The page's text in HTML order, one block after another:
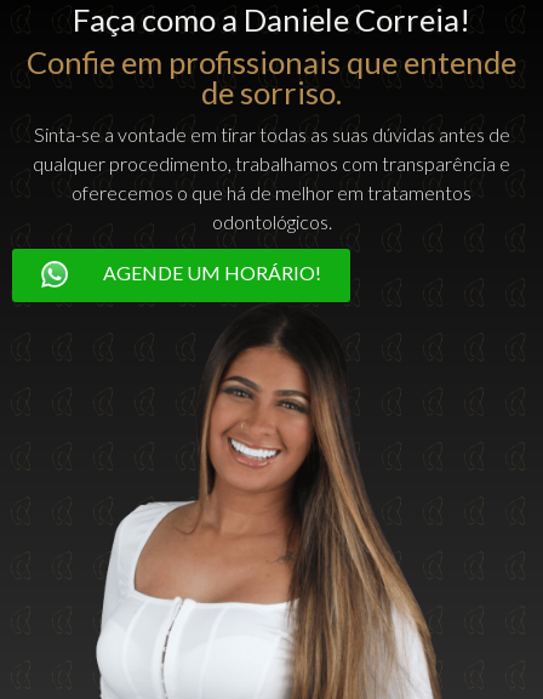
Faça como a Daniele Correia!
Confie em profissionais que entende
de sorriso.
Sinta-se a vontade em tirar todas as suas dúvidas antes de
qualquer procedimento, trabalhamos com transparência e
oferecemos o que há de melhor em tratamentos
odontológicos.
AGENDE UM HORÁRIO!